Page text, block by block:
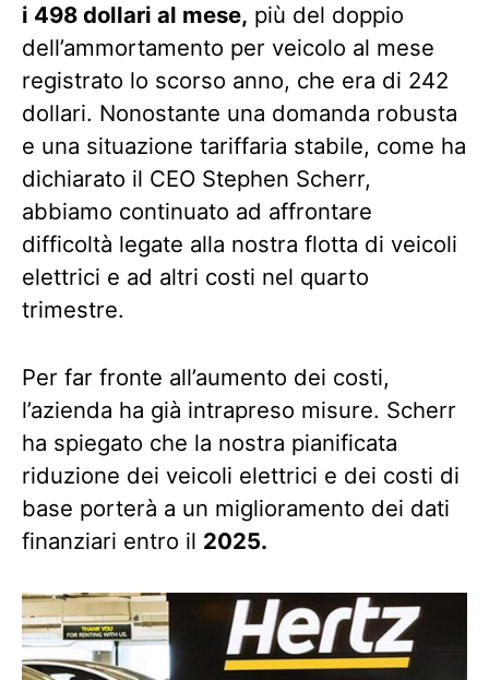
i 498 dollari al mese, più del doppio
dell’ammortamento per veicolo al mese
registrato lo scorso anno, che era di 242
dollari. Nonostante una domanda robusta
e una situazione tariffaria stabile, come ha
dichiarato il CEO Stephen Scherr,
abbiamo continuato ad affrontare
difficoltà legate alla nostra flotta di veicoli
elettrici e ad altri costi nel quarto
trimestre.
Per far fronte all’aumento dei costi,
l’azienda ha già intrapreso misure. Scherr
ha spiegato che la nostra pianificata
riduzione dei veicoli elettrici e dei costi di
base porterà a un miglioramento dei dati
finanziari entro il 2025.